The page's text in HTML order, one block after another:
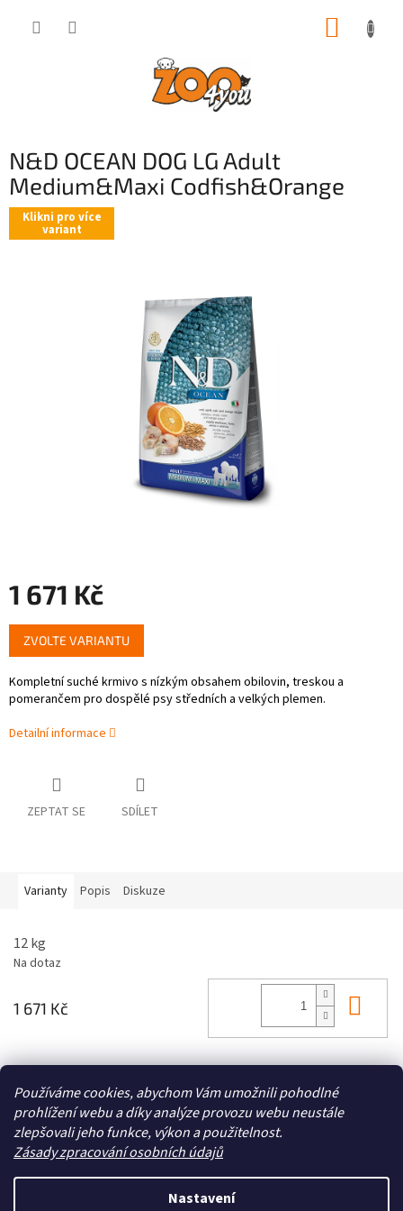
Používáme cookies, abychom Vám umožnili pohodlné
prohlížení webu a díky analýze provozu webu neustále
zlepšovali jeho funkce, výkon a použitelnost.
Zásady zpracování osobních údajů
Nastavení
N&D OCEAN DOG LG Adult
Medium&Maxi Codfish&Orange
Klikni pro více
variant
1 671 Kč
Měrná
cena:
ZVOLTE VARIANTU
Kompletní suché krmivo s nízkým obsahem obilovin, treskou a
pomerančem pro dospělé psy středních a velkých plemen.
Detailní informace
ZEPTAT SE SDÍLET
Varianty Popis Diskuze
12 kg
Na dotaz
1 671 Kč
Zboží.cz Heureka.cz
Vytvořil Shoptet